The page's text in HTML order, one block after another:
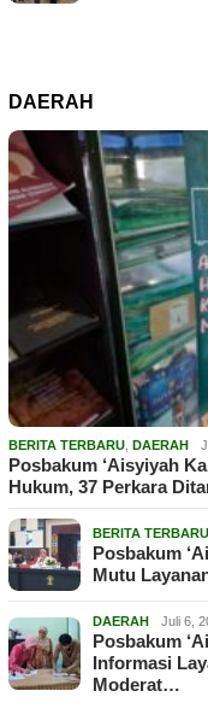
DAERAH
BERITA TERBARU DAERAH
Posbakum ‘Aisyiyah
Hukum, 37 Perkara
BERITA TERBARU
Posbakum
Mutu
DAERAH Juli 6,
Posbakum
Informasi
Moderat…